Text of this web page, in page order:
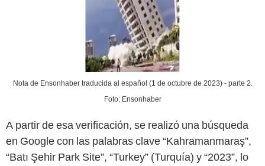
Nota de Ensonhaber traducida al español (1 de octubre de 2023) - parte 2.
Foto: Ensonhaber
A partir de esa verificación, se realizó una búsqueda
en Google con las palabras clave “Kahramanmaraş”,
“Batı Şehir Park Site”, “Turkey” (Turquía) y “2023”, lo